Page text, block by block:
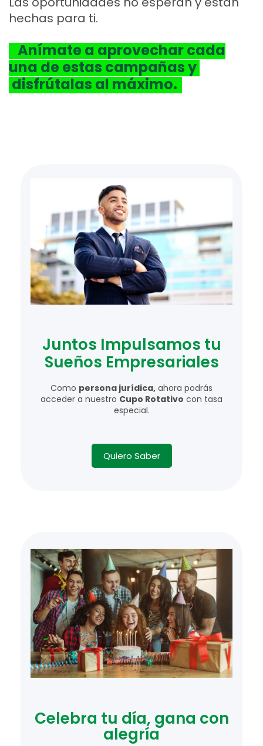
hechas para ti.
Anímate a aprovechar cada
una de estas campañas y
disfrútalas al máximo.
Juntos Impulsamos tu
Sueños Empresariales
Como persona jurídica, ahora podrás
acceder a nuestro Cupo Rotativo con tasa
especial.
Quiero Saber
Celebra tu día, gana con
alegría